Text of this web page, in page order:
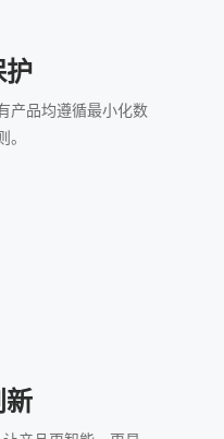
护
产品均遵循最小化数
。
新